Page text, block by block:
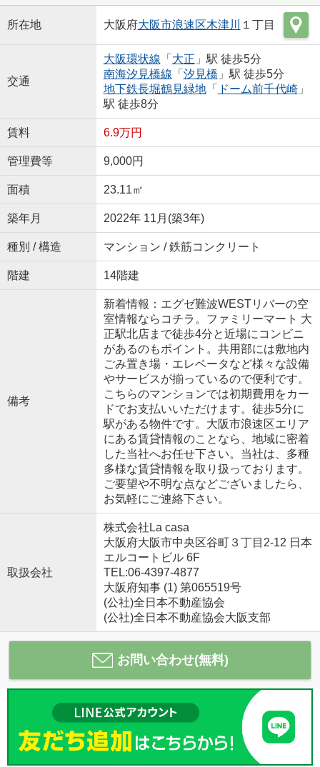
所在地 大阪府大阪市浪速区木津川 １丁目
交通
大阪環状線 「 大正 」駅 徒歩5分
南海汐見橋線 「 汐見橋 」駅 徒歩5分
地下鉄長堀鶴見緑地「 ドーム前千代崎」
駅 徒歩8分
賃料 6.9万円
管理費等 9,000円
面積 23.11㎡
築年月 2022年 11月(築3年)
種別 / 構造 マンション / 鉄筋コンクリート
階建 14階建
備考
新着情報：エグゼ難波WESTリバーの空
室情報ならコチラ。ファミリーマート 大
正駅北店まで徒歩4分と近場にコンビニ
があるのもポイント。共用部には敷地内
ごみ置き場・エレベータなど様々な設備
やサービスが揃っているので便利です。
こちらのマンションでは初期費用をカー
ドでお支払いいただけます。徒歩5分に
駅がある物件です。大阪市浪速区エリア
にある賃貸情報のことなら、地域に密着
した当社へお任せ下さい。当社は、多種
多様な賃貸情報を取り扱っております。
ご要望や不明な点などございましたら、
お気軽にご連絡下さい。
取扱会社
株式会社La casa
大阪府大阪市中央区谷町３丁目2-12 日本
エルコートビル 6F
TEL:06-4397-4877
大阪府知事 (1) 第065519号
(公社)全日本不動産協会
(公社)全日本不動産協会大阪支部
お問い合わせ(無料)